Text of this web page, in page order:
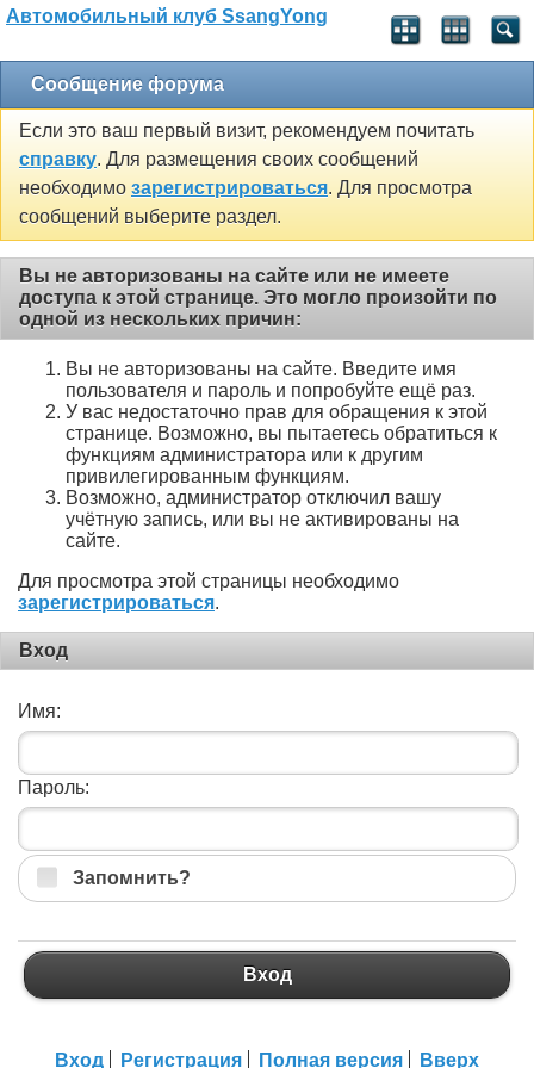
Автомобильный клуб SsangYong
Сообщение форума
Если это ваш первый визит, рекомендуем почитать
справку. Для размещения своих сообщений
необходимо зарегистрироваться. Для просмотра
сообщений выберите раздел.
Вы не авторизованы на сайте или не имеете
доступа к этой странице. Это могло произойти по
одной из нескольких причин:
Вы не авторизованы на сайте. Введите имя
пользователя и пароль и попробуйте ещё раз.
У вас недостаточно прав для обращения к этой
странице. Возможно, вы пытаетесь обратиться к
функциям администратора или к другим
привилегированным функциям.
Возможно, администратор отключил вашу
учётную запись, или вы не активированы на
сайте.
Для просмотра этой страницы необходимо
зарегистрироваться.
Вход
Имя:
Пароль:
Запомнить?
Вход
Вход Регистрация Полная версия Вверх